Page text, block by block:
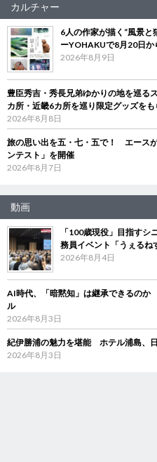
カルチャー
6人の作家が描く“風景
ーYOHAKUで8月20日か
2026年8月9日
豊臣秀吉・秀長兄弟ゆかりの地を巡
カ所・近畿6カ所を巡り限定グッズをも
2026年8月8日
旅の思い出を五・七・五で！ エース
ンテスト」を開催
2026年8月7日
動画
「100歳現役」目指す
務員イベント「うぇるね
2026年8月4日
AI時代、「暗黙知」は継承できるの
ル
2026年8月3日
紀伊勝浦の魅力を堪能 ホテル浦島、
2026年8月3日